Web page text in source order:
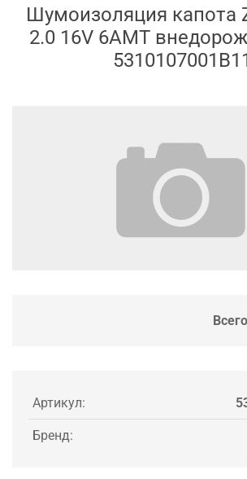
Шумоизоляция капота
2.0 16V 6AMT
Артикул:
Бренд: